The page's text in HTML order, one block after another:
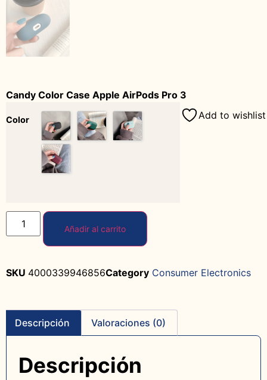
Candy Color Case Apple AirPods Pro 3
Color
Añadir al carrito
Add to wishlist
SKU 4000339946856Category Consumer Electronics
Descripción Valoraciones (0)
Descripción